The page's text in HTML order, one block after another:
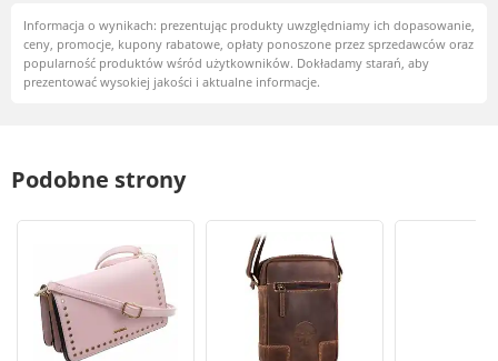
Informacja o wynikach: prezentując produkty uwzględniamy ich dopasowanie,
ceny, promocje, kupony rabatowe, opłaty ponoszone przez sprzedawców oraz
popularność produktów wśród użytkowników. Dokładamy starań, aby
prezentować wysokiej jakości i aktualne informacje.
Podobne strony